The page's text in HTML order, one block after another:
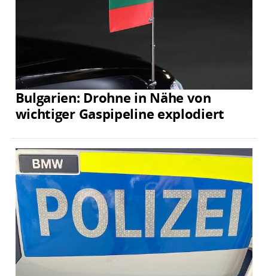
Bulgarien: Drohne in Nähe von
wichtiger Gaspipeline explodiert